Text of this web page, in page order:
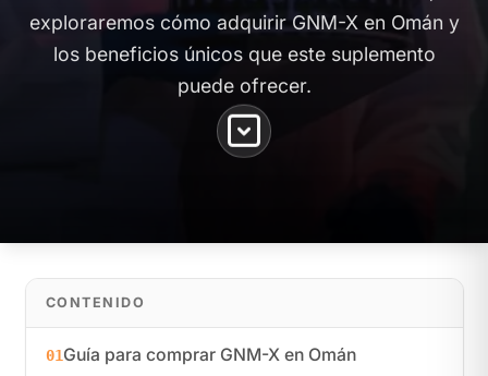
exploraremos cómo adquirir GNM-X en Omán y
los beneficios únicos que este suplemento
puede ofrecer.
CONTENIDO
01Guía para comprar GNM-X en Omán